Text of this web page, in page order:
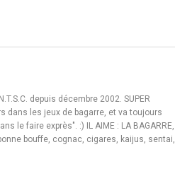
depuis décembre 2002. SUPER
dans les jeux de bagarre, et va toujours
le faire exprès". :) IL AIME : LA BAGARRE,
bouffe, cognac, cigares, kaijus, sentai,